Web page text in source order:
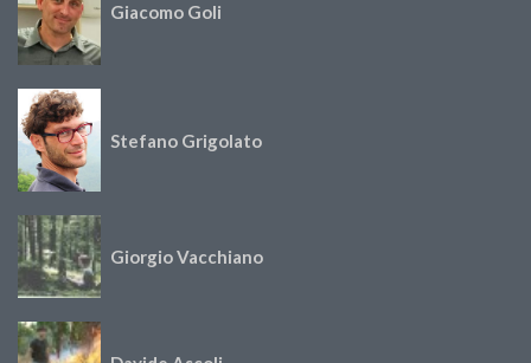
Giacomo Goli
Stefano Grigolato
Giorgio Vacchiano